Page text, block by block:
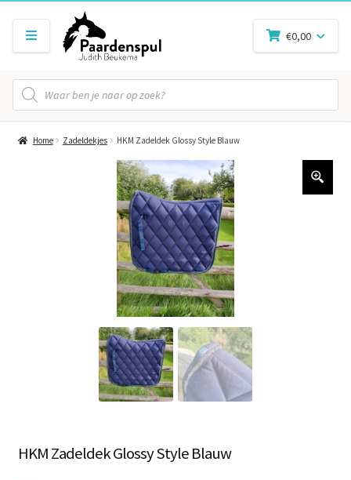
Producten
zoeken
€0,00
Home Zadeldekjes HKM Zadeldek Glossy Style Blauw
HKM Zadeldek Glossy Style Blauw